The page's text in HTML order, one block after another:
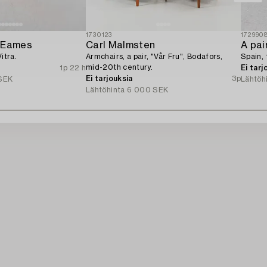
1p 22 h
1730123
Carl Malmsten
Armchairs, a pair, "Vår Fru", Bodafors,
mid-20th century.
Ei tarjouksia
3p
Lähtöhinta 6 000 SEK
A
Spain,
Ei